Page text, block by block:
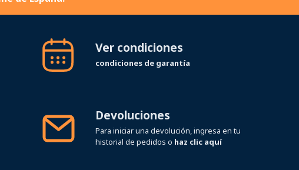
condiciones de garantía
Para iniciar una devolución, ingresa en tu
historial de pedidos o